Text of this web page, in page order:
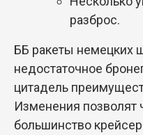
разброс.
ББ ракеты немецких
недостаточное
цитадель
Изменения позволят
большинство